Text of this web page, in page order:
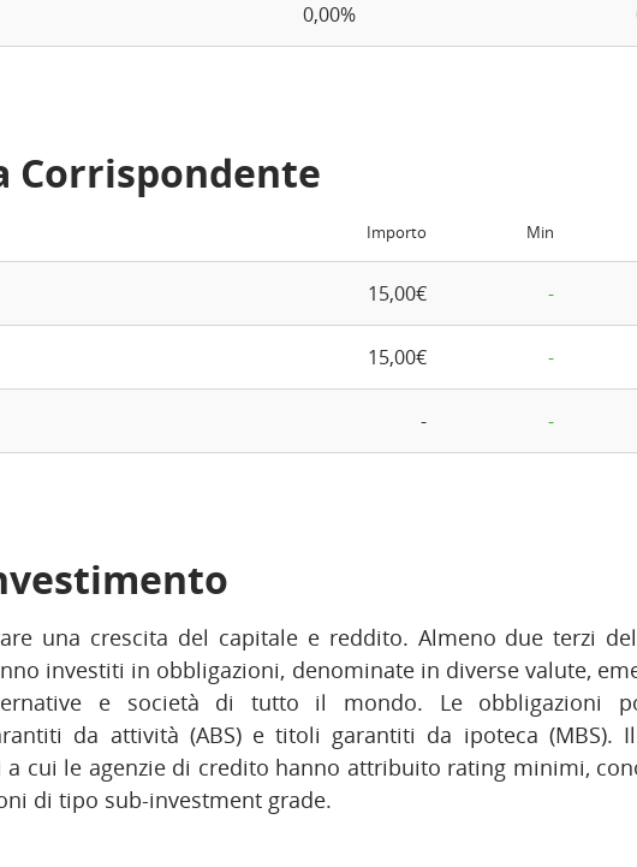
0,00%
Corrispondente
Importo Min
15,00€ -
15,00€ -
- -
una crescita del capitale e reddito. Almeno due terzi
investiti in obbligazioni, denominate in diverse valute,
e società di tutto il mondo. Le obbligazioni
da attività (ABS) e titoli garantiti da ipoteca (MBS).
a cui le agenzie di credito hanno attribuito rating minimi,
di tipo sub-investment grade.